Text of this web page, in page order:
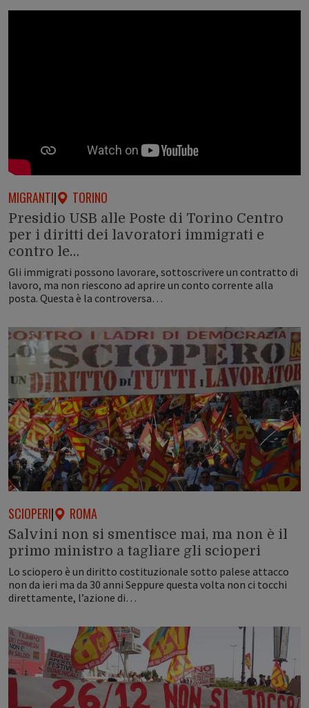
MIGRANTI| TORINO
Presidio USB alle Poste di Torino Centro
per i diritti dei lavoratori immigrati e
contro le…
Gli immigrati possono lavorare, sottoscrivere un contratto di
lavoro, ma non riescono ad aprire un conto corrente alla
posta. Questa è la controversa…
SCIOPERI| ROMA
Salvini non si smentisce mai, ma non è il
primo ministro a tagliare gli scioperi
Lo sciopero è un diritto costituzionale sotto palese attacco
non da ieri ma da 30 anni Seppure questa volta non ci tocchi
direttamente, l’azione di…